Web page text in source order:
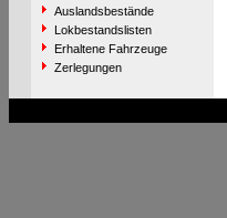
Auslandsbestände
Lokbestandslisten
Erhaltene Fahrzeuge
Zerlegungen